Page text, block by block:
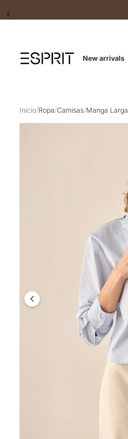
New arrivals
Inicio/Ropa/Camisas/Manga Larga